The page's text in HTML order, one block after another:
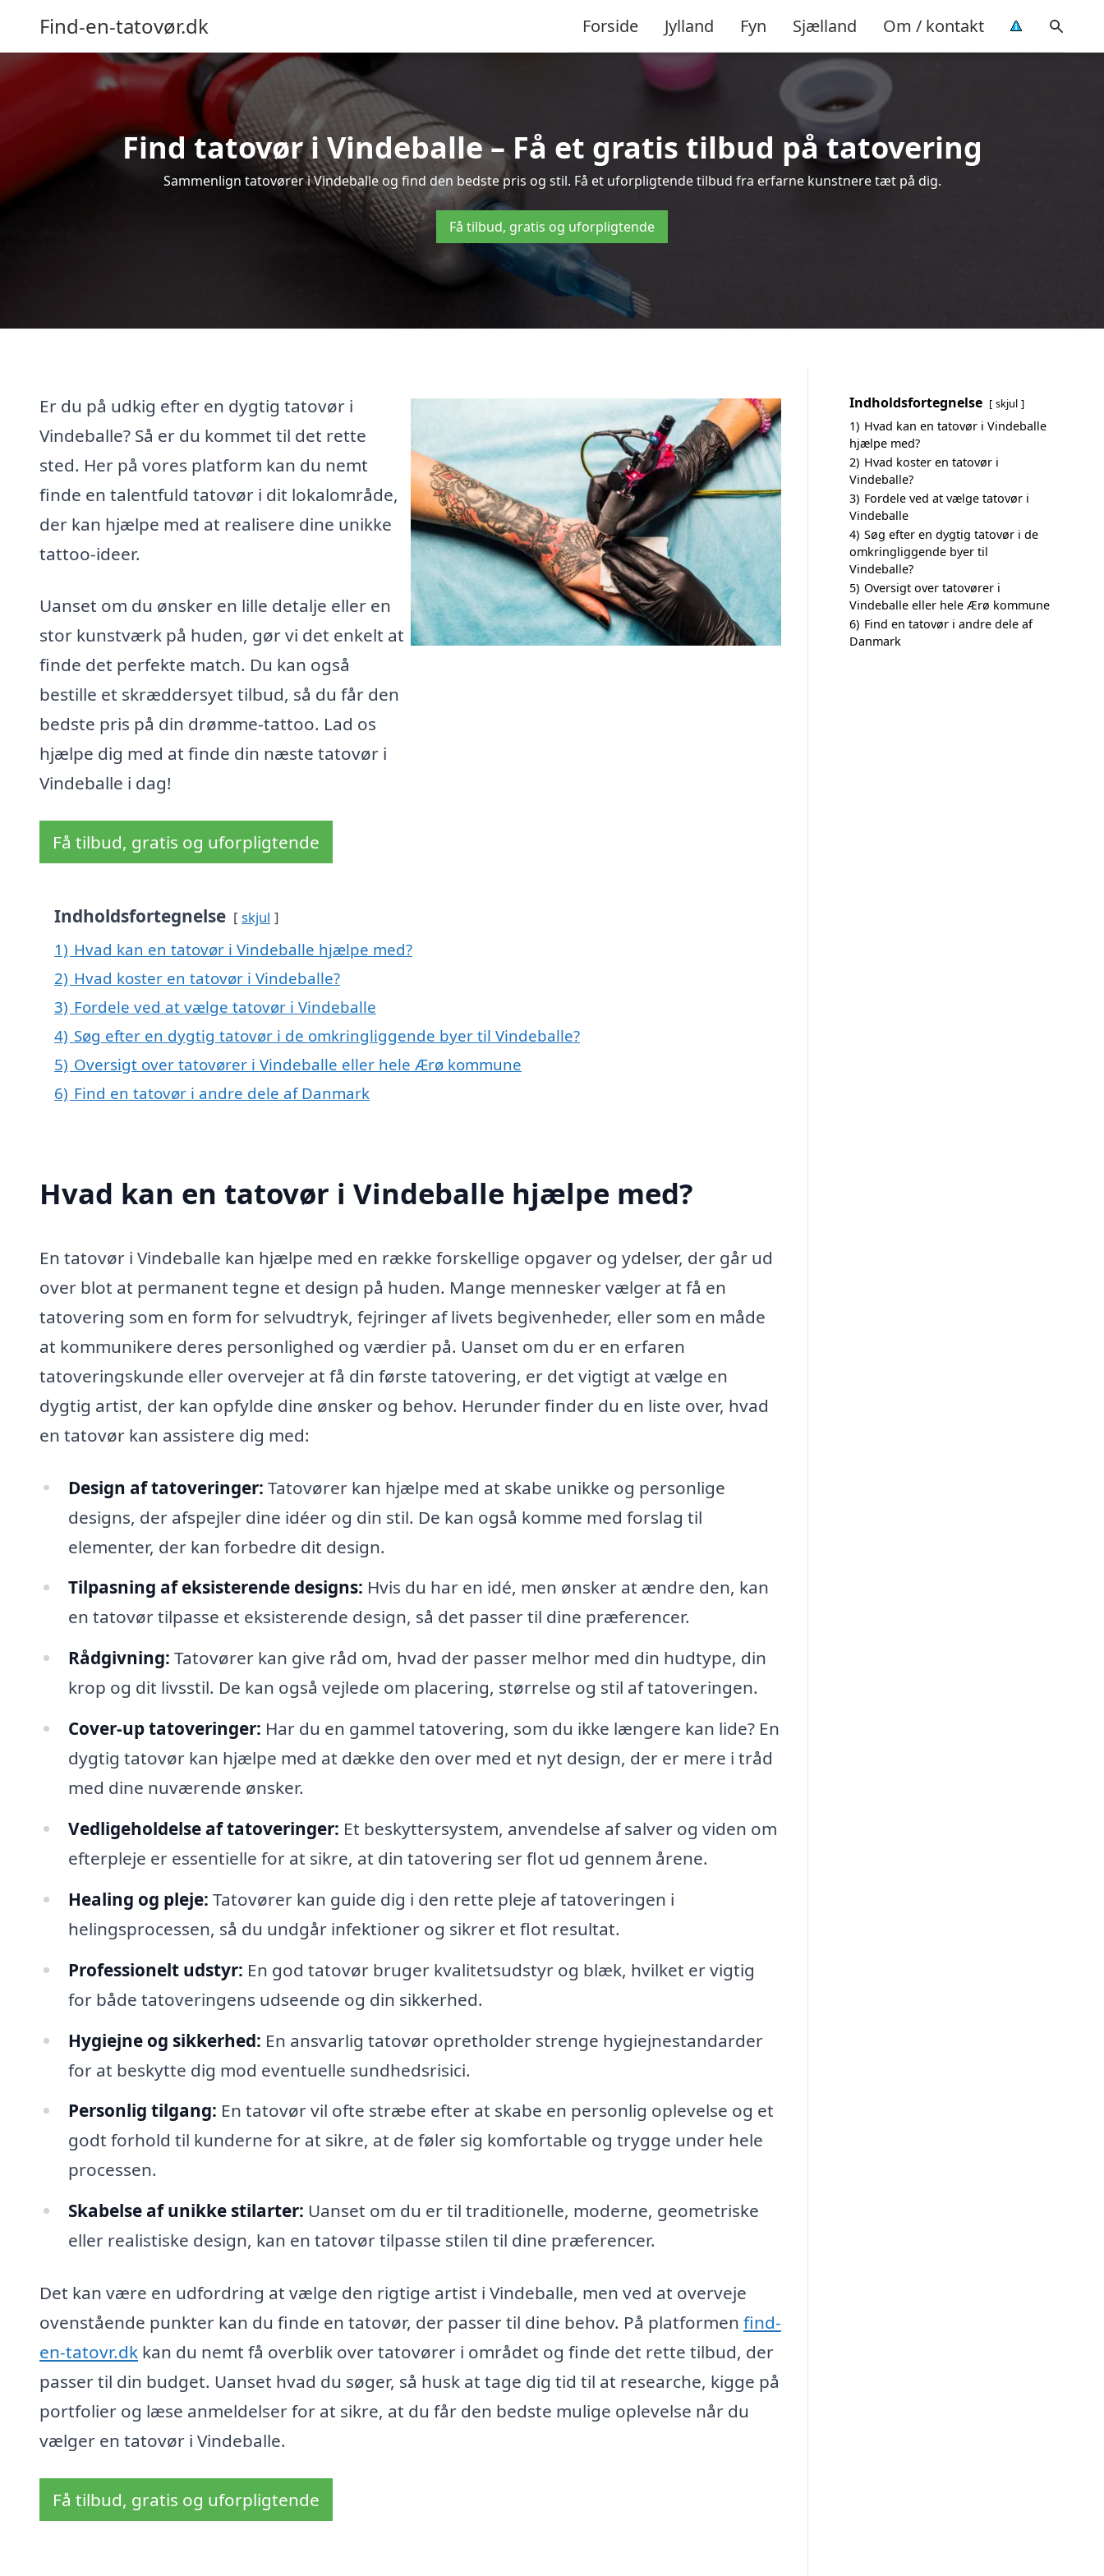
Find-en-tatovør.dk Forside Jylland Fyn Sjælland Om / kontakt
Find tatovør i Vindeballe – Få et gratis tilbud på tatovering
Sammenlign tatovører i Vindeballe og find den bedste pris og stil. Få et uforpligtende tilbud fra erfarne kunstnere tæt på dig.
Få tilbud, gratis og uforpligtende
Er du på udkig efter en dygtig tatovør i
Vindeballe? Så er du kommet til det rette
sted. Her på vores platform kan du nemt
finde en talentfuld tatovør i dit lokalområde,
der kan hjælpe med at realisere dine unikke
tattoo-ideer.
Uanset om du ønsker en lille detalje eller en
stor kunstværk på huden, gør vi det enkelt at
finde det perfekte match. Du kan også
bestille et skræddersyet tilbud, så du får den
bedste pris på din drømme-tattoo. Lad os
hjælpe dig med at finde din næste tatovør i
Vindeballe i dag!
Få tilbud, gratis og uforpligtende
Indholdsfortegnelse skjul
1) Hvad kan en tatovør i Vindeballe hjælpe med?
2) Hvad koster en tatovør i Vindeballe?
3) Fordele ved at vælge tatovør i Vindeballe
4) Søg efter en dygtig tatovør i de omkringliggende byer til Vindeballe?
5) Oversigt over tatovører i Vindeballe eller hele Ærø kommune
6) Find en tatovør i andre dele af Danmark
Hvad kan en tatovør i Vindeballe hjælpe med?
En tatovør i Vindeballe kan hjælpe med en række forskellige opgaver og ydelser, der går ud
over blot at permanent tegne et design på huden. Mange mennesker vælger at få en
tatovering som en form for selvudtryk, fejringer af livets begivenheder, eller som en måde
at kommunikere deres personlighed og værdier på. Uanset om du er en erfaren
tatoveringskunde eller overvejer at få din første tatovering, er det vigtigt at vælge en
dygtig artist, der kan opfylde dine ønsker og behov. Herunder finder du en liste over, hvad
en tatovør kan assistere dig med:
Design af tatoveringer: Tatovører kan hjælpe med at skabe unikke og personlige
designs, der afspejler dine idéer og din stil. De kan også komme med forslag til
elementer, der kan forbedre dit design.
Tilpasning af eksisterende designs: Hvis du har en idé, men ønsker at ændre den, kan
en tatovør tilpasse et eksisterende design, så det passer til dine præferencer.
Rådgivning: Tatovører kan give råd om, hvad der passer melhor med din hudtype, din
krop og dit livsstil. De kan også vejlede om placering, størrelse og stil af tatoveringen.
Cover-up tatoveringer: Har du en gammel tatovering, som du ikke længere kan lide? En
dygtig tatovør kan hjælpe med at dække den over med et nyt design, der er mere i tråd
med dine nuværende ønsker.
Vedligeholdelse af tatoveringer: Et beskyttersystem, anvendelse af salver og viden om
efterpleje er essentielle for at sikre, at din tatovering ser flot ud gennem årene.
Healing og pleje: Tatovører kan guide dig i den rette pleje af tatoveringen i
helingsprocessen, så du undgår infektioner og sikrer et flot resultat.
Professionelt udstyr: En god tatovør bruger kvalitetsudstyr og blæk, hvilket er vigtig
for både tatoveringens udseende og din sikkerhed.
Hygiejne og sikkerhed: En ansvarlig tatovør opretholder strenge hygiejnestandarder
for at beskytte dig mod eventuelle sundhedsrisici.
Personlig tilgang: En tatovør vil ofte stræbe efter at skabe en personlig oplevelse og et
godt forhold til kunderne for at sikre, at de føler sig komfortable og trygge under hele
processen.
Skabelse af unikke stilarter: Uanset om du er til traditionelle, moderne, geometriske
eller realistiske design, kan en tatovør tilpasse stilen til dine præferencer.
Det kan være en udfordring at vælge den rigtige artist i Vindeballe, men ved at overveje
ovenstående punkter kan du finde en tatovør, der passer til dine behov. På platformen find-
en-tatovr.dk kan du nemt få overblik over tatovører i området og finde det rette tilbud, der
passer til din budget. Uanset hvad du søger, så husk at tage dig tid til at researche, kigge på
portfolier og læse anmeldelser for at sikre, at du får den bedste mulige oplevelse når du
vælger en tatovør i Vindeballe.
Få tilbud, gratis og uforpligtende
Indholdsfortegnelse skjul
1) Hvad kan en tatovør i Vindeballe
hjælpe med?
2) Hvad koster en tatovør i
Vindeballe?
3) Fordele ved at vælge tatovør i
Vindeballe
4) Søg efter en dygtig tatovør i de
omkringliggende byer til
Vindeballe?
5) Oversigt over tatovører i
Vindeballe eller hele Ærø kommune
6) Find en tatovør i andre dele af
Danmark